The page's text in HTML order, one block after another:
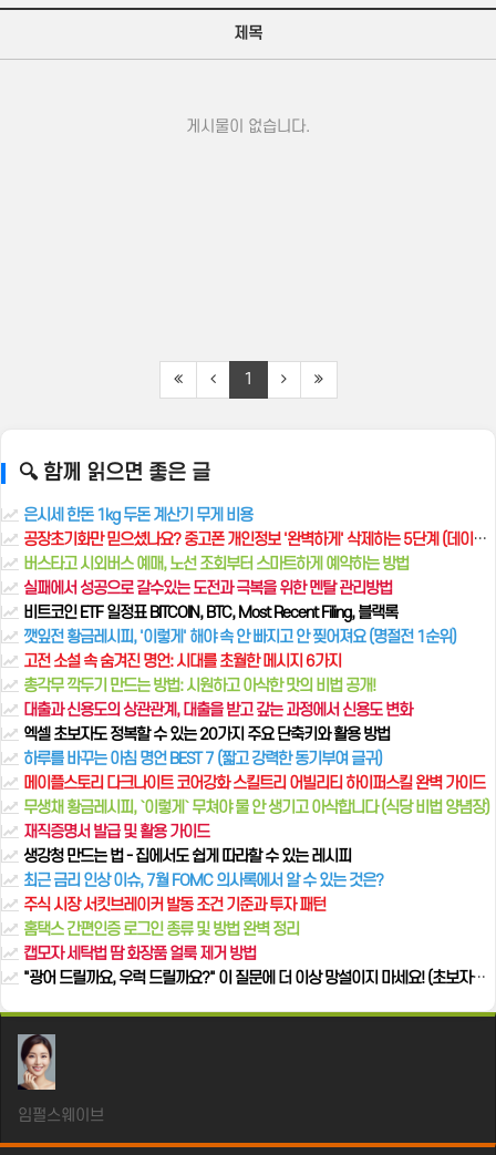
제목
게시물이 없습니다.
1
🔍 함께 읽으면 좋은 글
은시세 한돈 1kg 두돈 계산기 무게 비용
공장초기화만 믿으셨나요? 중고폰 개인정보 '완벽하게' 삭제하는 5단계 (데이터 복구 절대 불가)
버스타고 시외버스 예매, 노선 조회부터 스마트하게 예약하는 방법
실패에서 성공으로 갈수있는 도전과 극복을 위한 멘탈 관리방법
비트코인 ETF 일정표 BITCOIN, BTC, Most Recent Filing, 블랙록
깻잎전 황금레시피, '이렇게' 해야 속 안 빠지고 안 찢어져요 (명절전 1순위)
고전 소설 속 숨겨진 명언: 시대를 초월한 메시지 6가지
총각무 깍두기 만드는 방법: 시원하고 아삭한 맛의 비법 공개!
대출과 신용도의 상관관계, 대출을 받고 갚는 과정에서 신용도 변화
엑셀 초보자도 정복할 수 있는 20가지 주요 단축키와 활용 방법
하루를 바꾸는 아침 명언 BEST 7 (짧고 강력한 동기부여 글귀)
메이플스토리 다크나이트 코어강화 스킬트리 어빌리티 하이퍼스킬 완벽 가이드
무생채 황금레시피, `이렇게` 무쳐야 물 안 생기고 아삭합니다 (식당 비법 양념장)
재직증명서 발급 및 활용 가이드
생강청 만드는 법 - 집에서도 쉽게 따라할 수 있는 레시피
최근 금리 인상 이슈, 7월 FOMC 의사록에서 알 수 있는 것은?
주식 시장 서킷브레이커 발동 조건 기준과 투자 패턴
홈택스 간편인증 로그인 종류 및 방법 완벽 정리
캡모자 세탁법 땀 화장품 얼룩 제거 방법
"광어 드릴까요, 우럭 드릴까요?" 이 질문에 더 이상 망설이지 마세요! (초보자를 위한 설명)
임펄스웨이브